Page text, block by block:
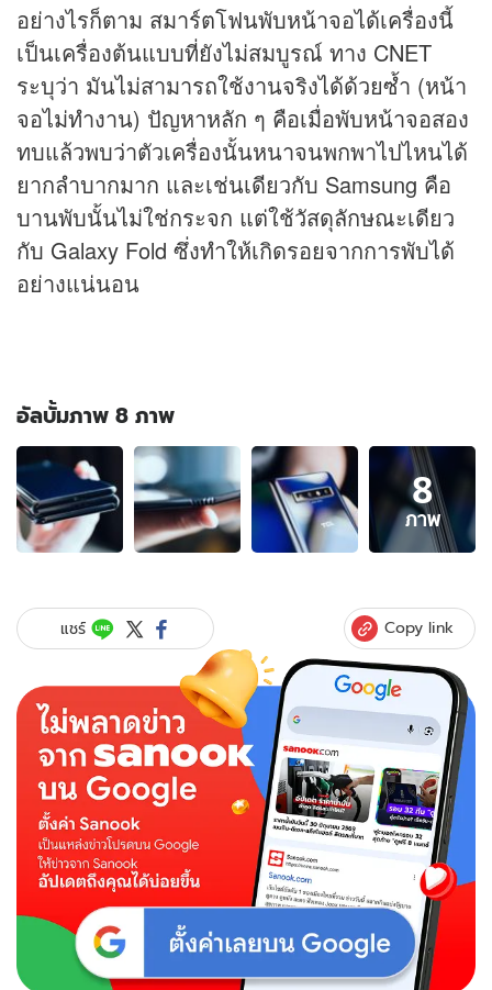
อย่างไรก็ตาม สมาร์ตโฟนพับหน้าจอได้เครื่องนี้
เป็นเครื่องต้นแบบที่ยังไม่สมบูรณ์ ทาง CNET
ระบุว่า มันไม่สามารถใช้งานจริงได้ด้วยซ้ำ (หน้า
จอไม่ทำงาน) ปัญหาหลัก ๆ คือเมื่อพับหน้าจอสอง
ทบแล้วพบว่าตัวเครื่องนั้นหนาจนพกพาไปไหนได้
ยากลำบากมาก และเช่นเดียวกับ Samsung คือ
บานพับนั้นไม่ใช่กระจก แต่ใช้วัสดุลักษณะเดียว
กับ Galaxy Fold ซึ่งทำให้เกิดรอยจากการพับได้
อย่างแน่นอน
อัลบั้มภาพ 8 ภาพ
อัลบั้ม
ภาพ
8
ภาพ
ของ
สมา
ร์ต
พับ
หน้า
ได้ที่
ทำเอา
Galaxy
Fold
ธรรมดา
เลย!
8
ภาพ
แชร์ Copy link